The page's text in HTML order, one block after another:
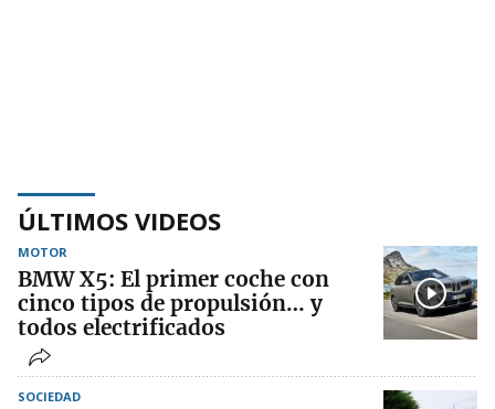
ÚLTIMOS VIDEOS
MOTOR
BMW X5: El primer coche con
cinco tipos de propulsión… y
todos electrificados
SOCIEDAD